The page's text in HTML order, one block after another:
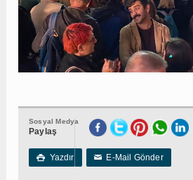
Sosyal Medya
Paylaş
 Yazdır ✉E-Mail Gönder